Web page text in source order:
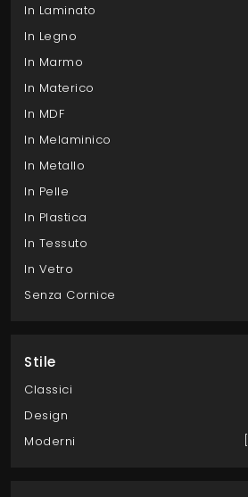
In Laminato
In Legno
In Marmo
In Materico
In MDF
In Melaminico
In Metallo
In Pelle
In Plastica
In Tessuto
In Vetro
Senza Cornice
Stile
Classici
Design
Moderni